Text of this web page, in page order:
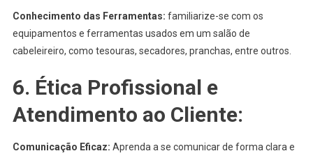
Conhecimento das Ferramentas: familiarize-se com os
equipamentos e ferramentas usados em um salão de
cabeleireiro, como tesouras, secadores, pranchas, entre outros.
6. Ética Profissional e
Atendimento ao Cliente:
Comunicação Eficaz: Aprenda a se comunicar de forma clara e